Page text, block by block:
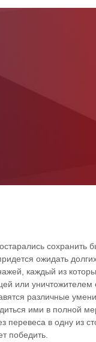
сохранить
ожидать долгих
каждый из
или
различные
ими в полной
перевеса в одну из
победить.